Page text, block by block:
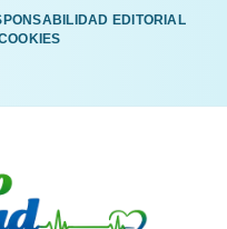
EDITORIAL